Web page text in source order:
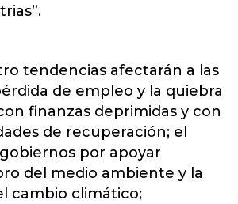
tendencias afectarán a las
de empleo y la quiebra
finanzas deprimidas y con
de recuperación; el
por apoyar
del medio ambiente y la
cambio climático;